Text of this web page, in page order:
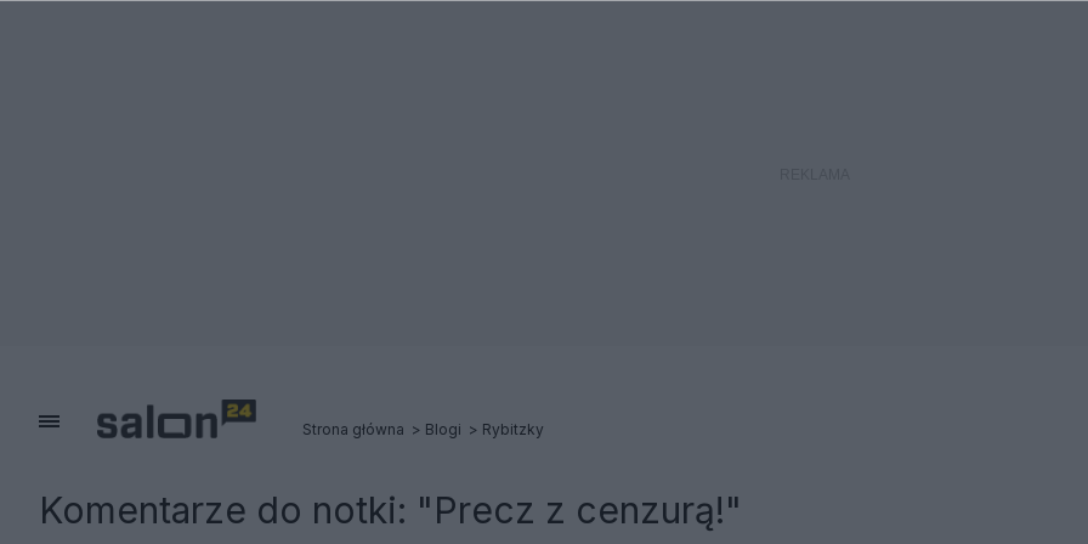
Strona główna Blogi Rybitzky
Komentarze do notki: "Precz z cenzurą!"